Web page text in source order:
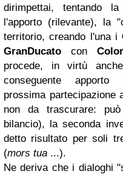
dirimpettai, tentando
l'apporto (rilevante), la
territorio, creando l'una i
GranDucato con
procede, in virtù
conseguente apporto
prossima partecipazione
non da trascurare:
bilancio), la seconda
detto risultato per soli
(mors tua ...).
Ne deriva che i dialoghi